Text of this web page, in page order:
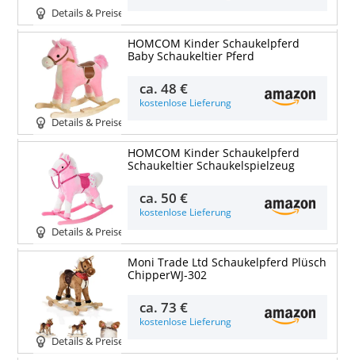
Details & Preise
Details & Preise
HOMCOM Kinder Schaukelpferd
Baby Schaukeltier Pferd
ca.48 €
kostenlose Lieferung
Details & Preise
HOMCOM Kinder Schaukelpferd
Schaukeltier Schaukelspielzeug
ca. 50 €
kostenlose Lieferung
Details & Preise
Moni Trade Ltd Schaukelpferd Plüsch
ChipperWJ-302
ca.73 €
kostenlose Lieferung